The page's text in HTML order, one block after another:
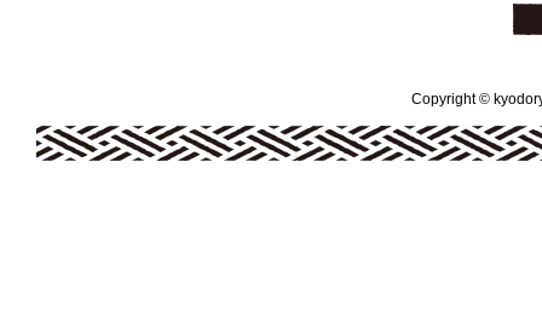
Copyright ©